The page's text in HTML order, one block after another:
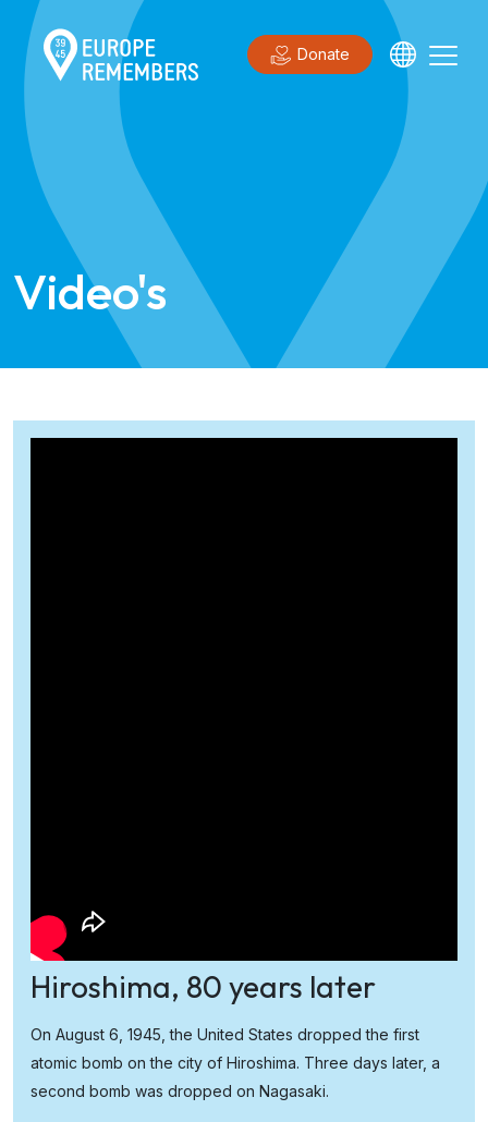
Donate
Video's
Hiroshima, 80 years later
On August 6, 1945, the United States dropped the first
atomic bomb on the city of Hiroshima. Three days later, a
second bomb was dropped on Nagasaki.